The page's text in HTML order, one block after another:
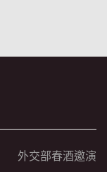
外交部春酒邀演